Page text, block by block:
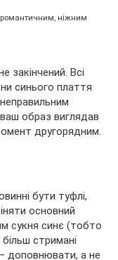
романтичним, ніжним
закінчений. Всі
синього плаття
образ виглядав
другорядним.
бути туфлі,
основний
сукня синє (тобто
стримані
– доповнювати, а не